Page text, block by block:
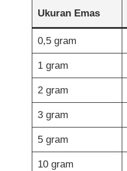
Ukuran Emas
0,5 gram
1 gram
2 gram
3 gram
5 gram
10 gram